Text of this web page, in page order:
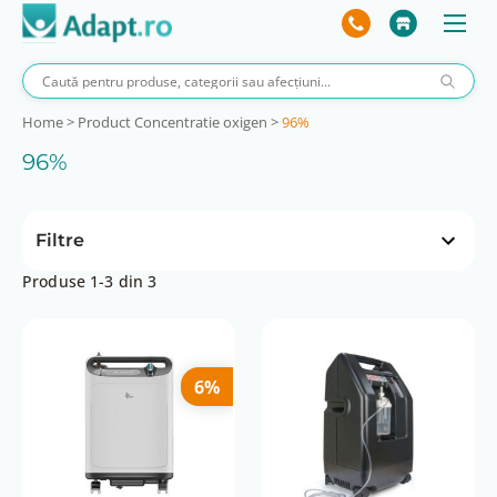
Home> Product Concentratie oxigen >96%
96%
Filtre
400 lei
Altitudinea de operare
Consum de energie (W)
Produse 1-3 din 3
6%